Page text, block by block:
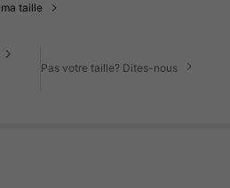
taille
Pas votre taille? Dites-nous